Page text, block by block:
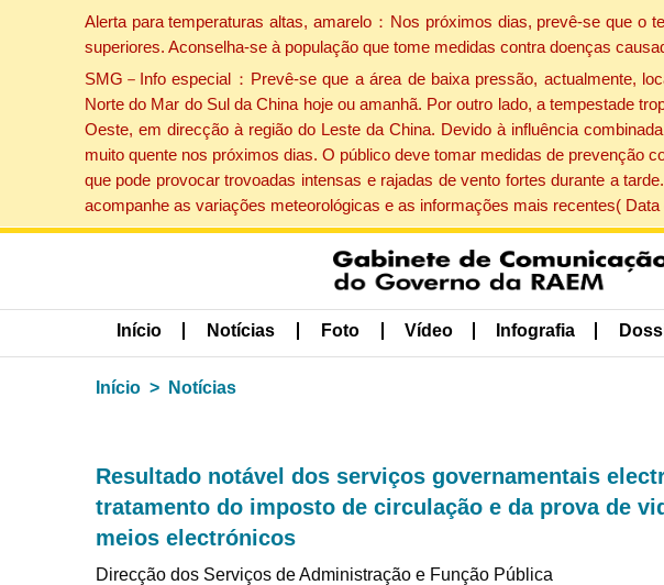
Alerta para temperaturas altas, amarelo：Nos próximos dias, prevê-se que o
superiores. Aconselha-se à população que tome medidas contra doenças
SMG－Info especial：Prevê-se que a área de baixa pressão, actualmente,
Norte do Mar do Sul da China hoje ou amanhã. Por outro lado, a tempestade
Oeste, em direcção à região do Leste da China. Devido à influência
muito quente nos próximos dias. O público deve tomar medidas de prevenção
que pode provocar trovoadas intensas e rajadas de vento fortes durante a
acompanhe as variações meteorológicas e as informações mais recentes(
Início Notícias Foto Vídeo Infografia
Início Notícias
Resultado notável dos serviços governamentais
tratamento do imposto de circulação e da prova de
meios electrónicos
Direcção dos Serviços de Administração e Função Pública